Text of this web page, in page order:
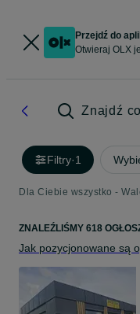
Przejdź do
Otwieraj OLX
Znajdź
Filtry·1
Dla Ciebie wszystko -
ZNALEŹLIŚMY 618
Jak pozycjonowane są